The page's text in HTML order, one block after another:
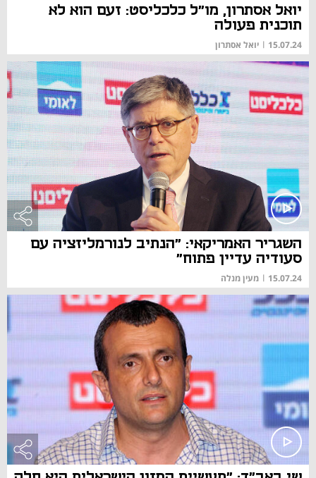
יואל אסתרון, מו"ל כלכליסט: זעם הוא לא
תוכנית פעולה
15.07.24
| יואל אסתרון
השגריר האמריקאי: "הנתיב לנורמליזציה עם
סעודיה עדיין פתוח"
15.07.24
| מעין מנלה